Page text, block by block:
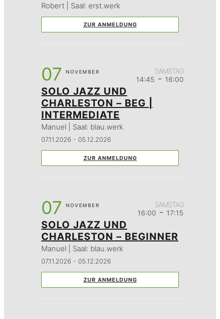
Robert | Saal: erst.werk
ZUR ANMELDUNG
07 NOVEMBER
SAMSTAG
14:45 - 16:00
SOLO JAZZ UND
CHARLESTON – BEG |
INTERMEDIATE
Manuel | Saal: blau.werk
07.11.2026 - 05.12.2026
ZUR ANMELDUNG
07 NOVEMBER
SAMSTAG
16:00 - 17:15
SOLO JAZZ UND
CHARLESTON – BEGINNER
Manuel | Saal: blau.werk
07.11.2026 - 05.12.2026
ZUR ANMELDUNG